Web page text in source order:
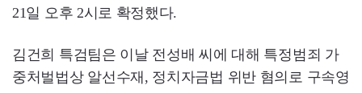
21일 오후 2시로 확정했다.
김건희 특검팀은 이날 전성배 씨에 대해 특정범죄 가
중처벌법상 알선수재, 정치자금법 위반 혐의로 구속영